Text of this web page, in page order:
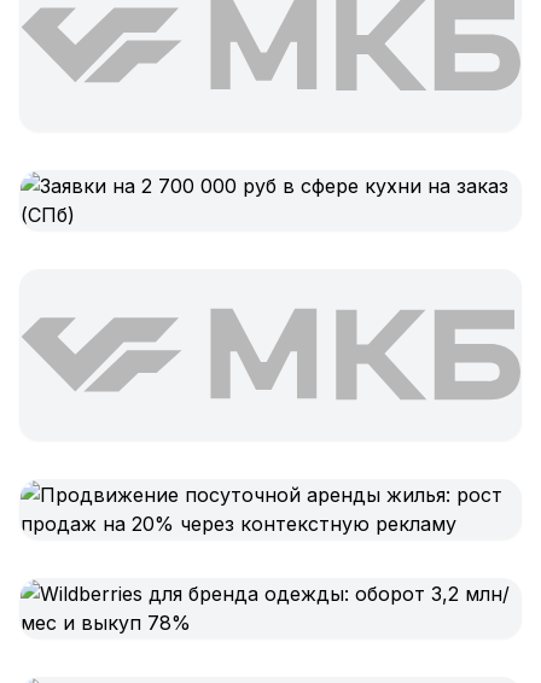
Платежные системы
Складской учёт
Интеграции и API
Бизнес-процессы
AI Агенты
SEO-продвижение и раскрутка сайта
Технический SEO-аудит сайта
SEO-продвижение нового и молодого сайта